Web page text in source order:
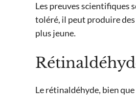
Les preuves scientifiques
toléré, il peut produire
plus jeune.
Le rétinaldéhyde, bien